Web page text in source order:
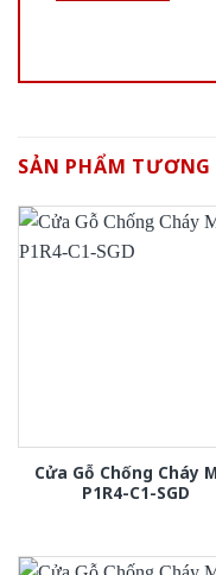
SẢN PHẨM
Cửa Gỗ Chống Cháy
P1R4-C1-SGD